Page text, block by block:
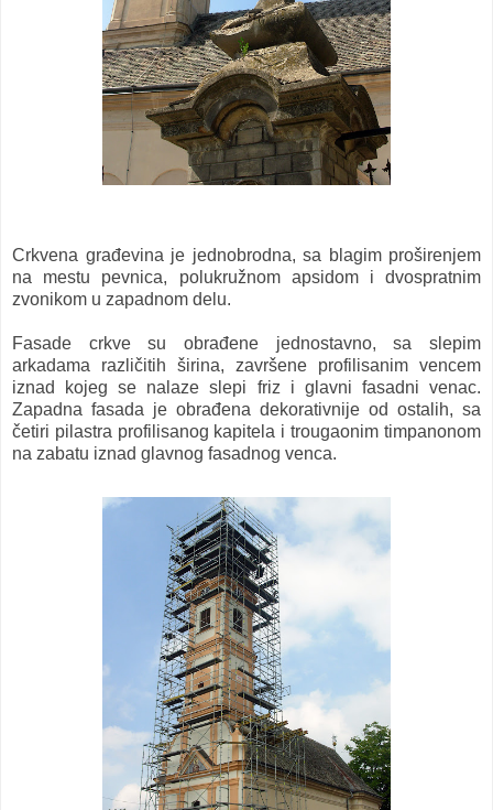
Crkvena građevina je jednobrodna, sa blagim proširenjem
na mestu pevnica, polukružnom apsidom i dvospratnim
zvonikom u zapadnom delu.
Fasade crkve su obrađene jednostavno, sa slepim
arkadama različitih širina, završene profilisanim vencem
iznad kojeg se nalaze slepi friz i glavni fasadni venac.
Zapadna fasada je obrađena dekorativnije od ostalih, sa
četiri pilastra profilisanog kapitela i trougaonim timpanonom
na zabatu iznad glavnog fasadnog venca.